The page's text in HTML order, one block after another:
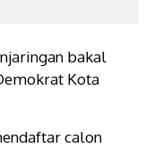
bakal
Kota
calon